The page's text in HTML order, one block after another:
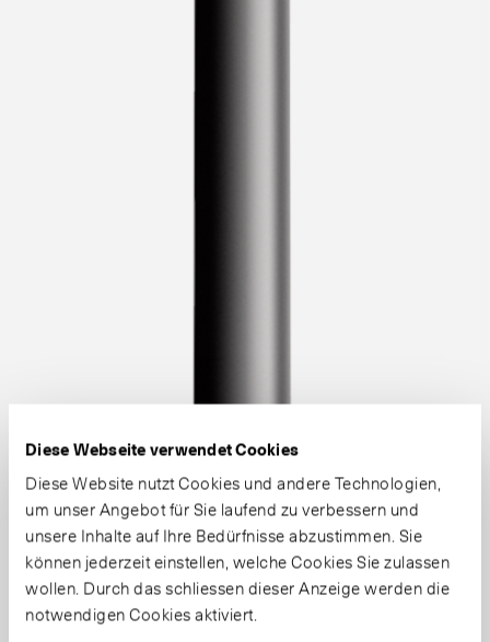
Diese Webseite verwendet Cookies
Diese Website nutzt Cookies und andere Technologien,
um unser Angebot für Sie laufend zu verbessern und
unsere Inhalte auf Ihre Bedürfnisse abzustimmen. Sie
können jederzeit einstellen, welche Cookies Sie zulassen
wollen. Durch das schliessen dieser Anzeige werden die
notwendigen Cookies aktiviert.